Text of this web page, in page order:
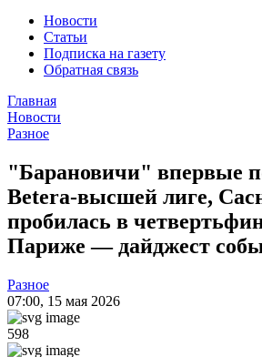
Новости
Статьи
Подписка на газету
Обратная связь
Главная
Новости
Разное
"Барановичи" впервые
Betera-высшей лиге,
пробилась в
Париже — дайджест
Разное
07:00, 15 мая 2026
598